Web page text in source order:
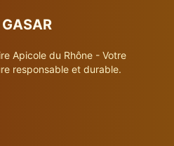
Apicole du Rhône - Votre
responsable et durable.